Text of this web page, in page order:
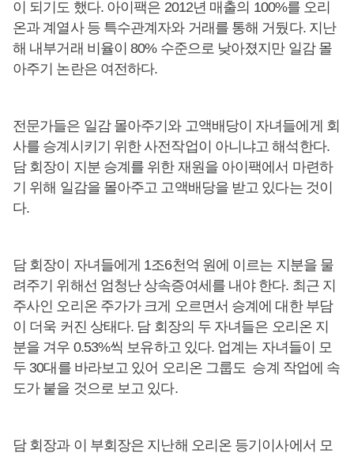
이 되기도 했다. 아이팩은 2012년 매출의 100%를 오리
온과 계열사 등 특수관계자와 거래를 통해 거뒀다. 지난
해 내부거래 비율이 80% 수준으로 낮아졌지만 일감 몰
아주기 논란은 여전하다.
전문가들은 일감 몰아주기와 고액배당이 자녀들에게 회
사를 승계시키기 위한 사전작업이 아니냐고 해석한다.
담 회장이 지분 승계를 위한 재원을 아이팩에서 마련하
기 위해 일감을 몰아주고 고액배당을 받고 있다는 것이
다.
담 회장이 자녀들에게 1조6천억 원에 이르는 지분을 물
려주기 위해선 엄청난 상속증여세를 내야 한다. 최근 지
주사인 오리온 주가가 크게 오르면서 승계에 대한 부담
이 더욱 커진 상태다. 담 회장의 두 자녀들은 오리온 지
분을 겨우 0.53%씩 보유하고 있다. 업계는 자녀들이 모
두 30대를 바라보고 있어 오리온 그룹도 승계 작업에 속
도가 붙을 것으로 보고 있다.
담 회장과 이 부회장은 지난해 오리온 등기이사에서 모